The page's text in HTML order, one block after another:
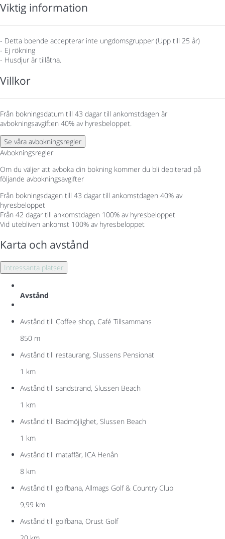
Viktig information
- Detta boende accepterar inte ungdomsgrupper (Upp till 25 år)
- Ej rökning
- Husdjur är tillåtna.
Villkor
Från bokningsdatum till 43 dagar till ankomstdagen är
avbokningsavgiften 40% av hyresbeloppet.
Se våra avbokningsregler
Avbokningsregler
Om du väljer att avboka din bokning kommer du bli debiterad på
följande avbokningsavgifter
Från bokningsdagen till 43 dagar till ankomstdagen 40% av
hyresbeloppet
Från 42 dagar till ankomstdagen 100% av hyresbeloppet
Vid utebliven ankomst 100% av hyresbeloppet
Karta och avstånd
Intressanta platser
Avstånd
Avstånd till Coffee shop, Café Tillsammans
850 m
Avstånd till restaurang, Slussens Pensionat
1 km
Avstånd till sandstrand, Slussen Beach
1 km
Avstånd till Badmöjlighet, Slussen Beach
1 km
Avstånd till mataffär, ICA Henån
8 km
Avstånd till golfbana, Allmags Golf & Country Club
9,99 km
Avstånd till golfbana, Orust Golf